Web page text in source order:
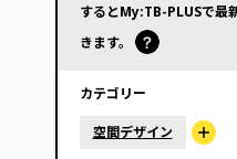
するとMy:TB-PLUSで最
きます。
カテゴリー
空間デザイン